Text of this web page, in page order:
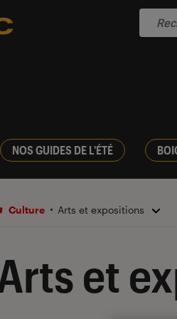
NOS GUIDES DE L'ÉTÉ
Culture Arts et expositions
et